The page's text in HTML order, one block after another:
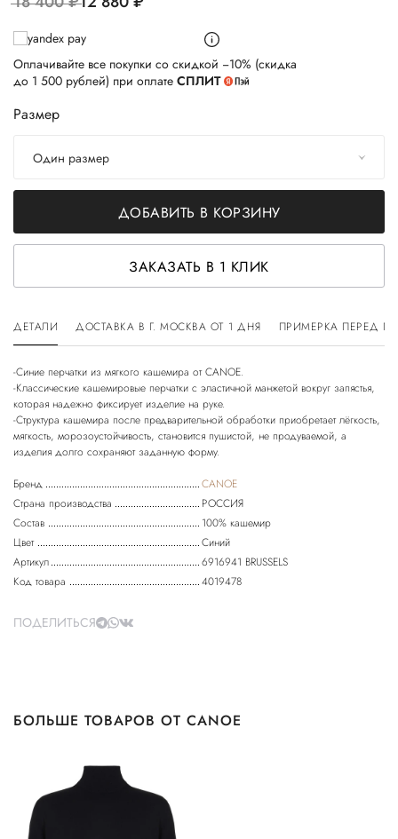
Оплачивайте все покупки со скидкой −10% (скидка
до 1 500 рублей) при оплате СПЛИТ
Размер
Один размер
ДОБАВИТЬ В КОРЗИНУ
ЗАКАЗАТЬ В 1 КЛИК
ДЕТАЛИ ДОСТАВКА В Г. МОСКВА ОТ 1 ДНЯ ПРИМЕРКА ПЕРЕД
-Синие перчатки из мягкого кашемира от CANOE.
-Классические кашемировые перчатки с эластичной манжетой вокруг запястья,
которая надежно фиксирует изделие на руке.
-Структура кашемира после предварительной обработки приобретает лёгкость,
мягкость, морозоустойчивость, становится пушистой, не продуваемой, а
Бренд
CANOE
Страна производства
РОССИЯ
Состав
100% кашемир
Цвет
Синий
Артикул
6916941 BRUSSELS
Код товара
4019478
ПОДЕЛИТЬСЯ
БОЛЬШЕ ТОВАРОВ ОТ CANOE